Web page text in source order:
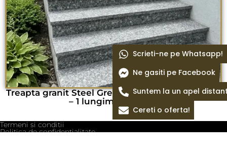
Treapta granit Steel Grey lustruit 105 x 33 x 2 cm
– 1 lungime bizotata
Termeni si conditii
Politica de confidentialitate
Scrieti-ne pe Whatsapp!
Ne gasiti pe Facebook
Suntem la un apel
Cereti o oferta!